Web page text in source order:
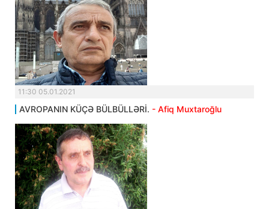
11:30 05.01.2021
AVROPANIN KÜÇƏ BÜLBÜLLƏRİ. - Afiq Muxtaroğlu